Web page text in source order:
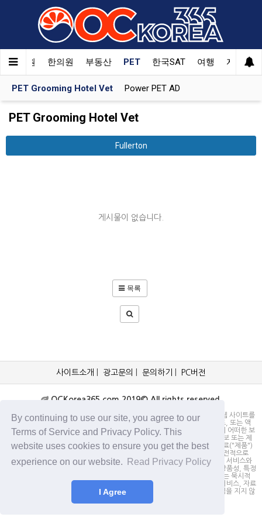
By continuing to use our site, you agree to our
Terms of Service and Privacy Policy. This
website uses cookies to ensure you get the best
experience on our website.
Read Privacy Policy
I Agree
학원 한의원 부동산 PET 한국SAT 여행 자동차
PET Grooming Hotel Vet Power PET AD
PET Grooming Hotel Vet
Fullerton
게시물이 없습니다.
목록
사이트소개 광고문의 문의하기 PC버전
OCKorea365.com 2019© All rights reserved.
OCKorea365.com 오씨코리아365는 본 웹 사이트에 명시되어 있거나, 본 웹 사이트를
통해 배포되거나, 본 웹 사이트에 포함되어 있는 서비스로부터 링크, 다운로드, 또는 액
세스되는 정보, 내용 또는 광고(총칭하여 "자료")의 정확성이나 신뢰성에 대해 어떠한 보
증도 하지 않을 뿐만 아니라 서비스상의, 또는 서비스와 관련된 광고, 기타 정보 또는 제
안의 결과로서 디스플레이, 구매 또는 취득하게 되는 제품, 정보 또는 기타 자료("제품")
의 품질에 대해서도 보증을 하지 않습니다. 귀하는, 자료에 대한 신뢰 여부가 전적으로
본 웹사이트를 방문하신 귀하의 책임임을 인정합니다. OCKorea365.com은 서비스와
자료를 "있는 그대로" 제공하며, 서비스 또는 기타 자료 및 제품과 관련하여 상품성, 특정
목적에의 적합성에 대한 보증을 포함하되 이에 제한되지 않고 모든 명시적 또는 묵시적
인 보증을 명시적으로 부인합니다. 어떠한 경우에도 OCKorea365.com은 서비스, 자료
및 제품과 관련하여 직접, 간접, 부수적, 징벌적, 파생적인 손해에 대해서 책임을 지지 않